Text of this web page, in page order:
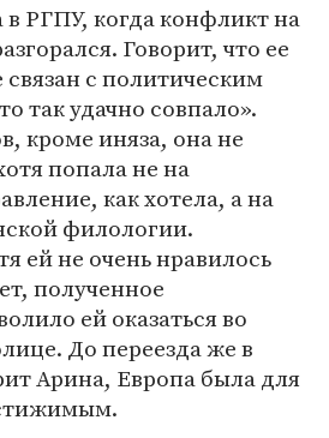
РГПУ, когда конфликт на
Говорит, что ее
связан с политическим
так удачно совпало».
кроме иняза, она не
попала не на
как хотела, а на
филологии.
ей не очень нравилось
полученное
ей оказаться во
До переезда же в
Арина, Европа была для